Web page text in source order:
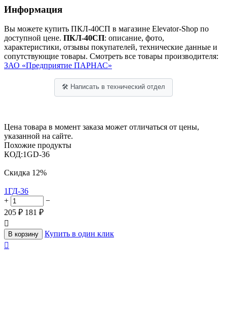
Информация
Вы можете купить ПКЛ-40СП в магазине Elevator-Shop по
доступной цене. ПКЛ-40СП: описание, фото,
характеристики, отзывы покупателей, технические данные и
сопутствующие товары. Смотреть все товары производителя:
ЗАО «Предприятие ПАРНАС»
🛠 Написать в технический отдел
Цена товара в момент заказа может отличаться от цены,
указанной на сайте.
Похожие продукты
КОД:1GD-36
Скидка 12%
1ГД-36
+
−
205 ₽ 181 ₽

В корзину
Купить в один клик
